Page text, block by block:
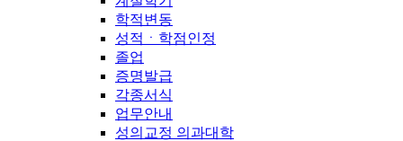
학적변동
성적ㆍ학점인정
졸업
증명발급
각종서식
업무안내
성의교정 의과대학